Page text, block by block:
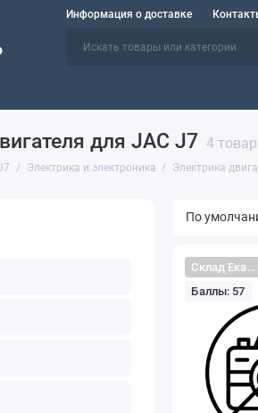
Информация о доставке
для JAC J7 4
Электрика и электроника Электрика
Склад Екатеринбург
Баллы: 57